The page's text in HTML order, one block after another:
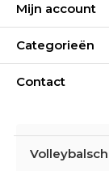
Mijn account
Categorieën
Contact